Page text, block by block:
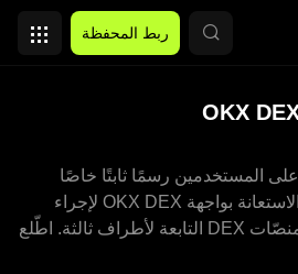
ربط المحفظة
تفرض منصّة OKX DEX على المستخدمين رسمًا ثابتًا خاصًا
بواجهة الاستخدام، مقابل الاستعانة بواجهة OKX DEX لإجراء
المعاملات والوصول إلى منصّات DEX التابعة لأطراف ثالثة. اطّلع